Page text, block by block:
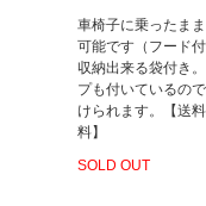
車椅子に乗ったま
可能です（フード
収納出来る袋付き
プも付いているの
けられます。【送
料】
SOLD OUT